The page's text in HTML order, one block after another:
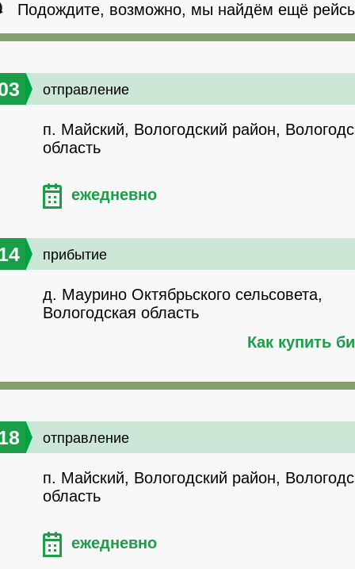
Подождите, возможно, мы найдём ещё
отправление
п. Майский, Вологодский район,
область
ежедневно
прибытие
д. Маурино Октябрьского сельсовета,
Вологодская область
Как купить
отправление
п. Майский, Вологодский район,
область
ежедневно